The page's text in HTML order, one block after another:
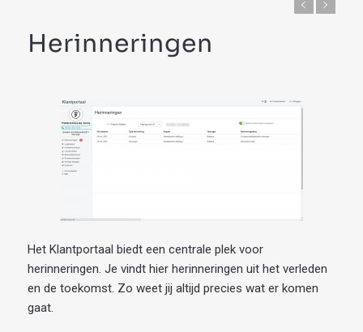
Herinneringen
Het Klantportaal biedt een centrale plek voor
herinneringen. Je vindt hier herinneringen uit het verleden
en de toekomst. Zo weet jij altijd precies wat er komen
gaat.